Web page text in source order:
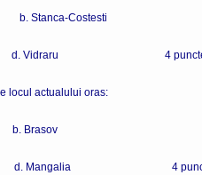
Costesti
4
locul actualului oras:
Mangalia 4